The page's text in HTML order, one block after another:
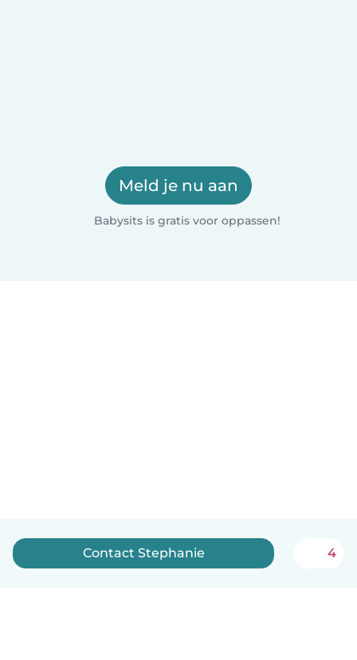
Meld je nu aan
Babysits is gratis voor oppassen!
Contact Stephanie 4